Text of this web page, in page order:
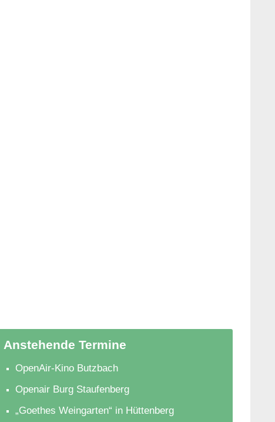
Anstehende Termine
OpenAir-Kino Butzbach
Openair Burg Staufenberg
„Goethes Weingarten“ in Hüttenberg